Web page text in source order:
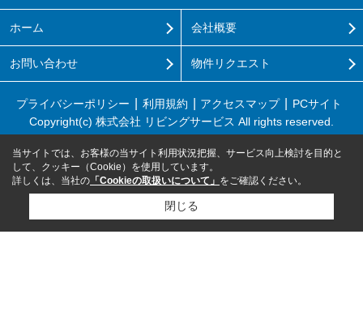
ホーム 会社概要
お問い合わせ 物件リクエスト
プライバシーポリシー 利用規約 アクセスマップ
PCサイト
Copyright(c) 株式会社 リビングサービス All rights reserved.
当サイトでは、お客様の当サイト利用状況把握、サービス向上検討を目的と
して、クッキー（Cookie）を使用しています。
詳しくは、当社の 「Cookieの取扱いについて」 をご確認ください。
閉じる